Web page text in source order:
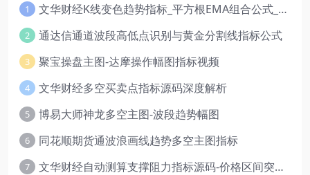
1 文华财经K线变色趋势指标_平方根EMA组合公式_红绿波段操盘指标源码
2 通达信通道波段高低点识别与黄金分割线指标公式
3 聚宝操盘主图-达摩操作幅图指标视频
4 文华财经多空买卖点指标源码深度解析
5 博易大师神龙多空主图-波段趋势幅图
6 同花顺期货通波浪画线趋势多空主图指标
7 文华财经自动测算支撑阻力指标源码-价格区间突破多空